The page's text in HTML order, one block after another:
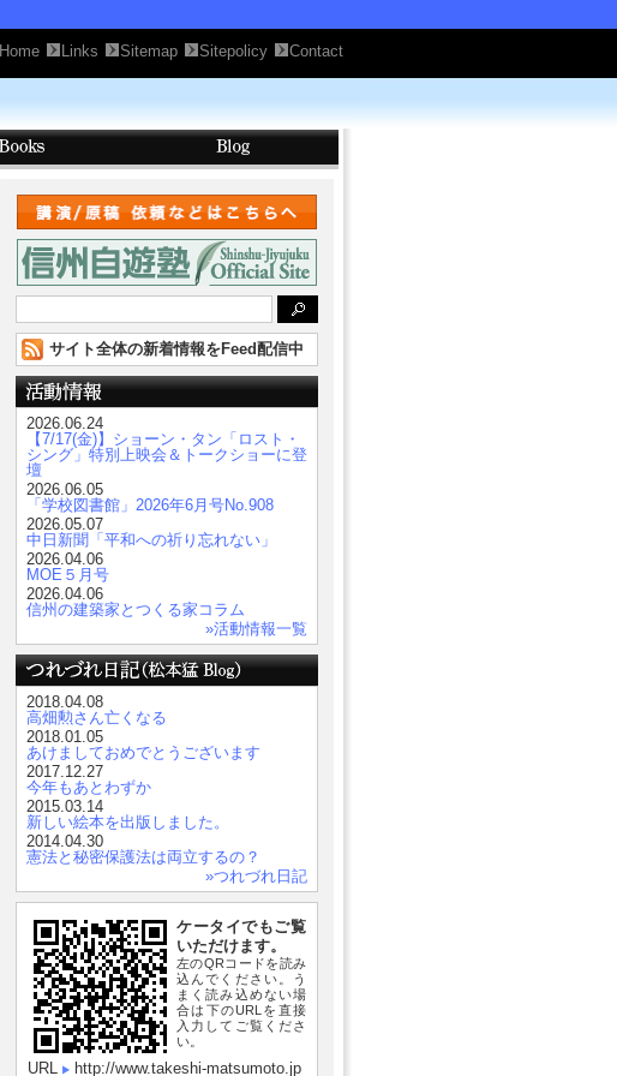
索:
サイト全体の新着情報をFeed配信中
2026.06.24
【7/17(金)】ショーン・タン「ロスト・
シング」特別上映会＆トークショーに登
壇
2026.06.05
「学校図書館」2026年6月号No.908
2026.05.07
中日新聞「平和への祈り忘れない」
2026.04.06
MOE５月号
2026.04.06
信州の建築家とつくる家コラム
»活動情報一覧
2018.04.08
高畑勲さん亡くなる
2018.01.05
あけましておめでとうございます
2017.12.27
今年もあとわずか
2015.03.14
新しい絵本を出版しました。
2014.04.30
憲法と秘密保護法は両立するの？
»つれづれ日記
ケータイでもご覧
いただけます。
左のQRコードを読み
込んでください。う
まく読み込めない場
合は下のURLを直接
入力してご覧くださ
い。
URL http://www.takeshi-matsumoto.jp
Contact
Sitepolicy
Sitemap
Links
Home